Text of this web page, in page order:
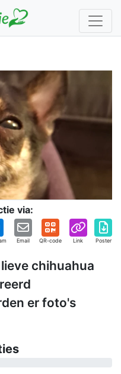
via:
Email QR-code Link Poster
chihuahua
er foto's